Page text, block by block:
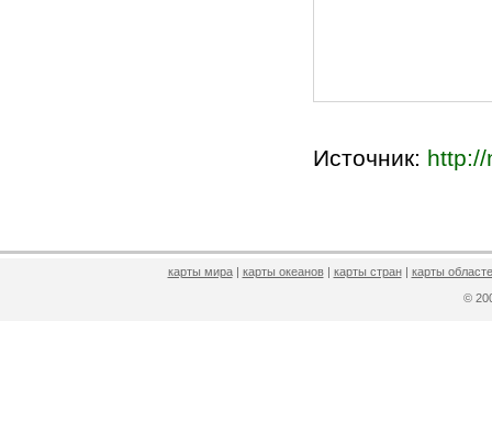
Источник:
карты мира| карты океанов| карты стран| карты
©